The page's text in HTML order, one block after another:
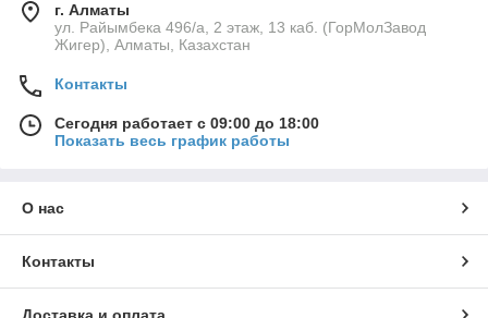
г. Алматы
ул. Райымбека 496/а, 2 этаж, 13 каб. (ГорМолЗавод
Жигер), Алматы, Казахстан
Контакты
Сегодня работает с 09:00 до 18:00
Показать весь график работы
О нас
Контакты